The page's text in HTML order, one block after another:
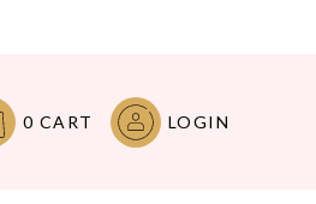
0 CART LOGIN